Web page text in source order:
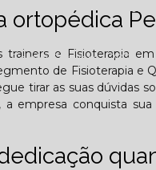
Edição Outubro - 2025
ortopédica
trainers e Fisioterapia
de Fisioterapia e
tirar as suas dúvidas
empresa conquista